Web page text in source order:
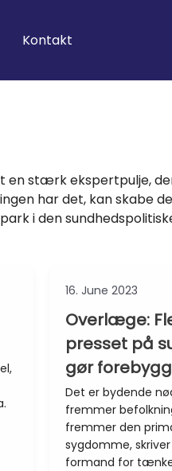
Kontakt
stærk ekspertpulje,
har det, kan skabe
i den
16. June 2023
Overlæge:
presset på
gør
Det er bydende
fremmer
fremmer den
sygdomme,
formand for